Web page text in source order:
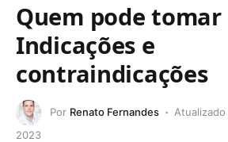
Quem pode tomar
Indicações e
contraindicações
Por Renato Fernandes Atualizado
2023